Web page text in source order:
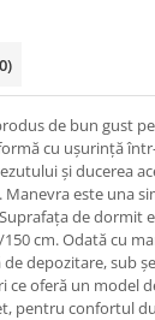
de bun gust
cu ușurință
și ducerea
este una
de
cm. Odată cu
depozitare, sub
ce oferă un model
pentru confortul